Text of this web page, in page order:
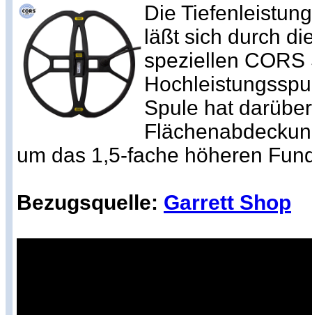
Die
läßt sich durch
speziellen CORS
Spule hat
um das 1,5-fache höheren
Bezugsquelle: Garrett Shop